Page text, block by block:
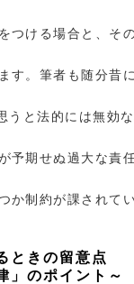
つける場合と、そ
す。筆者も随分昔
と法的には無効
予期せぬ過大な責
か制約が課されてい
ときの留意点
」のポイント～